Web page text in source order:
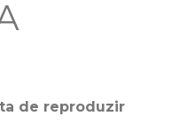
de reproduzir